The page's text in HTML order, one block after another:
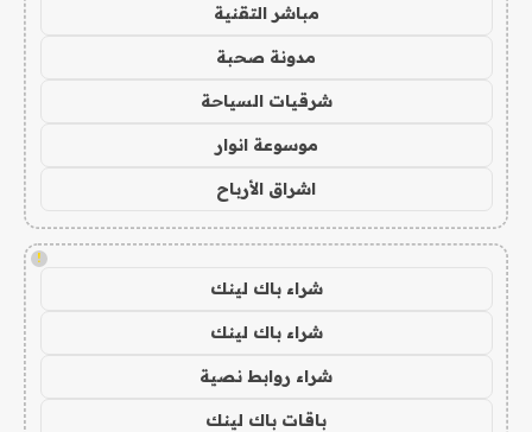
مباشر التقنية
مدونة صحبة
شرقيات السياحة
موسوعة انوار
اشراق الأرباح
!
شراء باك لينك
شراء باك لينك
شراء روابط نصية
باقات باك لينك